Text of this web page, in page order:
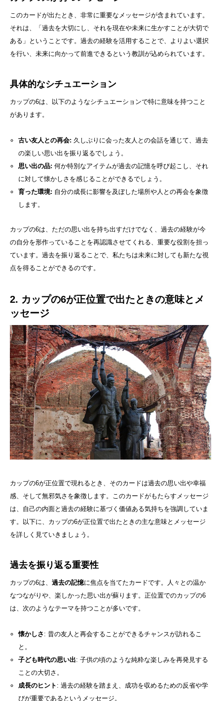
このカードが出たとき、非常に重要なメッセージが含まれています。
それは、「過去を大切にし、それを現在や未来に生かすことが大切で
ある」ということです。過去の経験を活用することで、よりよい選択
を行い、未来に向かって前進できるという教訓が込められています。
具体的なシチュエーション
カップの6は、以下のようなシチュエーションで特に意味を持つこと
があります。
古い友人との再会: 久しぶりに会った友人との会話を通じて、過去
の楽しい思い出を振り返るでしょう。
思い出の品: 何か特別なアイテムが過去の記憶を呼び起こし、それ
に対して懐かしさを感じることができるでしょう。
育った環境: 自分の成長に影響を及ぼした場所や人との再会を象徴
します。
カップの6は、ただの思い出を持ち出すだけでなく、過去の経験が今
の自分を形作っていることを再認識させてくれる、重要な役割を担っ
ています。過去を振り返ることで、私たちは未来に対しても新たな視
点を得ることができるのです。
2. カップの6が正位置で出たときの意味とメ
ッセージ
カップの6が正位置で現れるとき、そのカードは過去の思い出や幸福
感、そして無邪気さを象徴します。このカードがもたらすメッセージ
は、自己の内面と過去の経験に基づく価値ある気持ちを強調していま
す。以下に、カップの6が正位置で出たときの主な意味とメッセージ
を詳しく見ていきましょう。
過去を振り返る重要性
カップの6は、 過去の記憶に焦点を当てたカードです。人々との温か
なつながりや、楽しかった思い出が蘇ります。正位置でのカップの6
は、次のようなテーマを持つことが多いです。
懐かしさ : 昔の友人と再会することができるチャンスが訪れるこ
と。
子ども時代の思い出: 子供の頃のような純粋な楽しみを再発見する
ことの大切さ。
成長のヒント : 過去の経験を踏まえ、成功を収めるための反省や学
びが重要であるというメッセージ。